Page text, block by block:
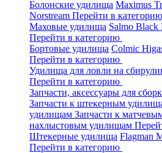
Болонские удилища Maximus
Norstream Перейти в категорию
Маховые удилища Salmo Black
Перейти в категорию
Бортовые удилища Colmic
Перейти в категорию
Удилища для ловли на
Перейти в категорию
Запчасти, аксессуары для
Запчасти к штекерным
удилищам Запчасти к
нахлыстовым удилищам
Штекерные удилища Flagman
Перейти в категорию